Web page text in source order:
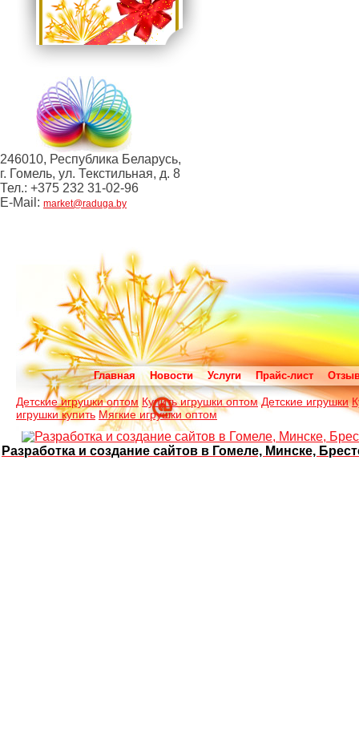
246010, Республика Беларусь,
г. Гомель, ул. Текстильная, д. 8
Тел.: +375 232 31-02-96
E-Mail: market@raduga.by
Главная Новости Услуги Прайс-лист
Детские игрушки оптом Купить игрушки оптом Детские игрушки
игрушки купить Мягкие игрушки оптом
Разработка и создание сайтов в Гомеле, Минске,